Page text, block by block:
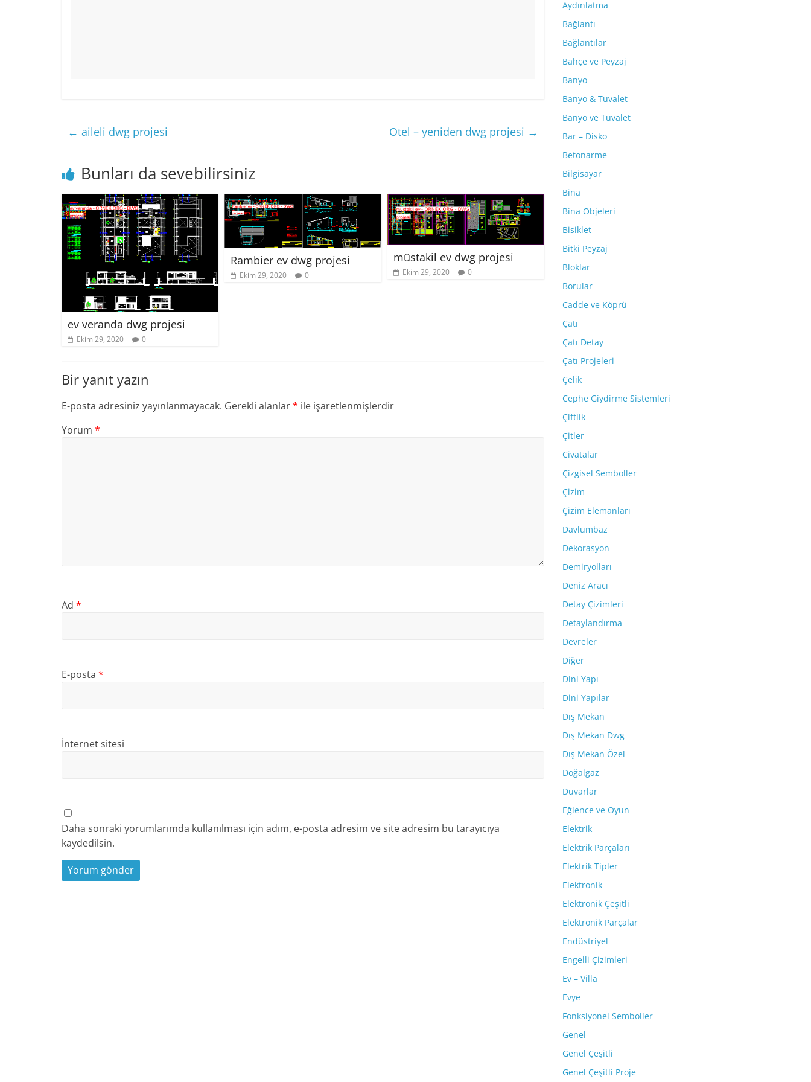
← aileli dwg projesi Otel – yeniden dwg projesi →
Bunları da sevebilirsiniz
ev veranda dwg projesi
Ekim 29, 2020 0
Rambier ev dwg projesi
Ekim 29, 2020 0
müstakil ev dwg projesi
Ekim 29, 2020 0
Bir yanıt yazın
E-posta adresiniz yayınlanmayacak. Gerekli alanlar* ile işaretlenmişlerdir
Yorum *
Ad *
E-posta *
İnternet sitesi
Daha sonraki yorumlarımda kullanılması için adım, e-posta adresim ve site adresim bu tarayıcıya
kaydedilsin.
Aydınlatma
Bağlantı
Bağlantılar
Bahçe ve Peyzaj
Banyo
Banyo & Tuvalet
Banyo ve Tuvalet
Bar – Disko
Betonarme
Bilgisayar
Bina
Bina Objeleri
Bisiklet
Bitki Peyzaj
Bloklar
Borular
Cadde ve Köprü
Çatı
Çatı Detay
Çatı Projeleri
Çelik
Cephe Giydirme Sistemleri
Çiftlik
Çitler
Civatalar
Çizgisel Semboller
Çizim
Çizim Elemanları
Davlumbaz
Dekorasyon
Demiryolları
Deniz Aracı
Detay Çizimleri
Detaylandırma
Devreler
Diğer
Dini Yapı
Dini Yapılar
Dış Mekan
Dış Mekan Dwg
Dış Mekan Özel
Doğalgaz
Duvarlar
Eğlence ve Oyun
Elektrik
Elektrik Parçaları
Elektrik Tipler
Elektronik
Elektronik Çeşitli
Elektronik Parçalar
Endüstriyel
Engelli Çizimleri
Ev – Villa
Evye
Fonksiyonel Semboller
Genel
Genel Çeşitli
Genel Çeşitli Proje